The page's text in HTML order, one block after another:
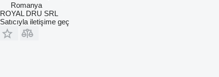
Romanya
ROYAL DRU SRL
Satıcıyla iletişime geç